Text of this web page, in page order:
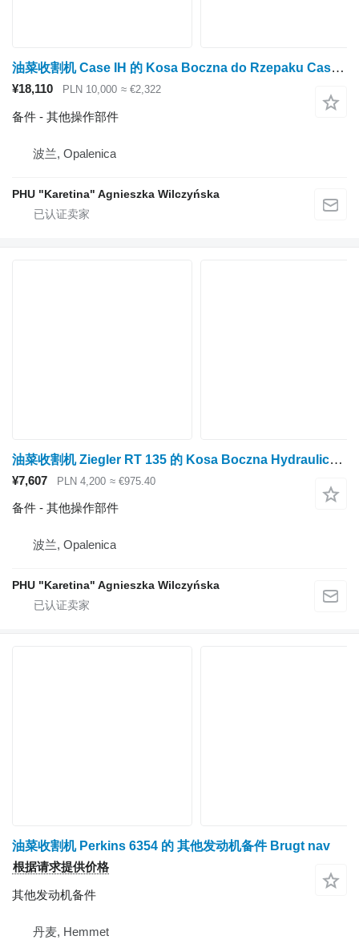
油菜收割机 Case IH 的 Kosa Boczna do Rzepaku Case Compact Zürn Case Compact VE HD 机械侧切油菜籽机 全新 右
¥18,110 PLN 10,000 ≈ €2,322
备件 - 其他操作部件
波兰, Opalenica
PHU "Karetina" Agnieszka Wilczyńska
油菜收割机 Ziegler RT 135 的 Kosa Boczna Hydrauliczna Ziegler RT 135 油菜籽液压侧切机
¥7,607 PLN 4,200 ≈ €975.40
备件 - 其他操作部件
波兰, Opalenica
PHU "Karetina" Agnieszka Wilczyńska
油菜收割机 Perkins 6354 的 其他发动机备件 Brugt nav
根据请求提供价格
其他发动机备件
丹麦, Hemmet